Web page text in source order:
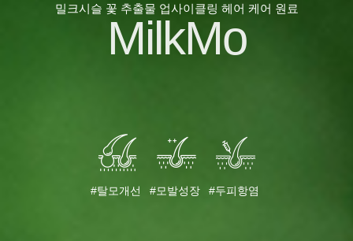
밀크시슬 꽃 추출물 업사이클링 헤어 케어 원료
MilkMo
#탈모개선 #모발성장 #두피항염